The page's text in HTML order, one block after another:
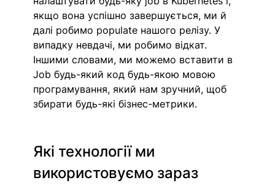
якщо вона успішно завершується, ми й
далі робимо populate нашого релізу. У
випадку невдачі, ми робимо відкат.
Іншими словами, ми можемо вставити в
Job будь-який код будь-якою мовою
програмування, який нам зручний, щоб
збирати будь-які бізнес-метрики.
Які технології ми
використовуємо зараз